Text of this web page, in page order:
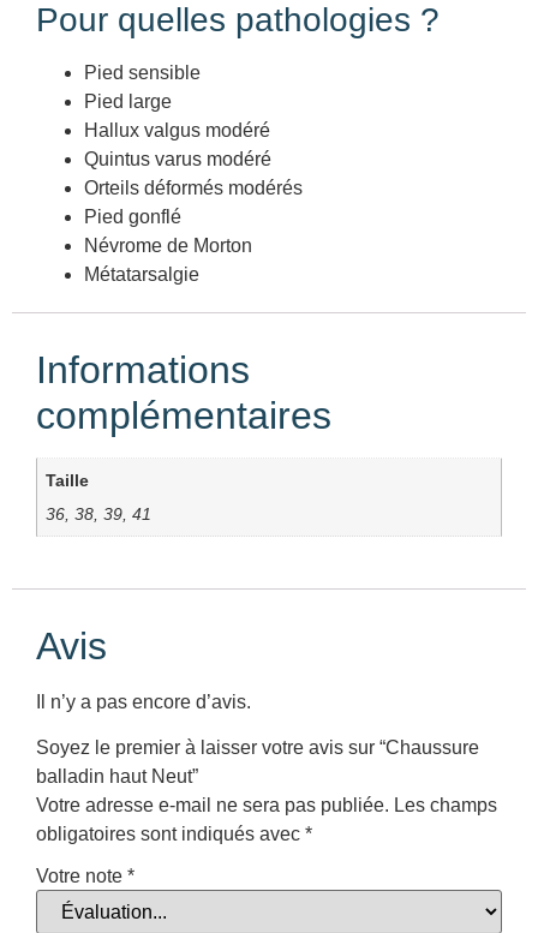
Pour quelles pathologies ?
Pied sensible
Pied large
Hallux valgus modéré
Quintus varus modéré
Orteils déformés modérés
Pied gonflé
Névrome de Morton
Métatarsalgie
Informations
complémentaires
Taille
36, 38, 39, 41
Avis
Il n’y a pas encore d’avis.
Soyez le premier à laisser votre avis sur “Chaussure
balladin haut Neut”
Votre adresse e-mail ne sera pas publiée. Les champs
obligatoires sont indiqués avec *
Votre note *